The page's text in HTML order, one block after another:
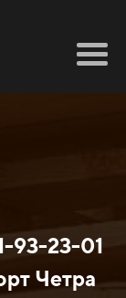
93-23-01
Четра